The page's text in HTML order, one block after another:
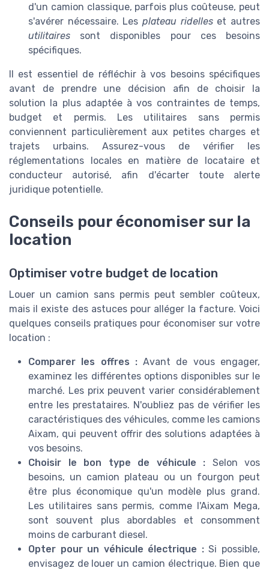
d'un camion classique, parfois plus coûteuse, peut
s'avérer nécessaire. Les plateau ridelleset autres
utilitaires sont disponibles pour ces besoins
spécifiques.
Il est essentiel de réfléchir à vos besoins spécifiques
avant de prendre une décision afin de choisir la
solution la plus adaptée à vos contraintes de temps,
budget et permis. Les utilitaires sans permis
conviennent particulièrement aux petites charges et
trajets urbains. Assurez-vous de vérifier les
réglementations locales en matière de locataire et
conducteur autorisé, afin d'écarter toute alerte
juridique potentielle.
Conseils pour économiser sur la
location
Optimiser votre budget de location
Louer un camion sans permis peut sembler coûteux,
mais il existe des astuces pour alléger la facture. Voici
quelques conseils pratiques pour économiser sur votre
location :
Comparer les offres :Avant de vous engager,
examinez les différentes options disponibles sur le
marché. Les prix peuvent varier considérablement
entre les prestataires. N'oubliez pas de vérifier les
caractéristiques des véhicules, comme les camions
Aixam, qui peuvent offrir des solutions adaptées à
vos besoins.
Choisir le bon type de véhicule : Selon vos
besoins, un camion plateau ou un fourgon peut
être plus économique qu'un modèle plus grand.
Les utilitaires sans permis, comme l'Aixam Mega,
sont souvent plus abordables et consomment
moins de carburant diesel.
Opter pour un véhicule électrique :Si possible,
envisagez de louer un camion électrique. Bien que